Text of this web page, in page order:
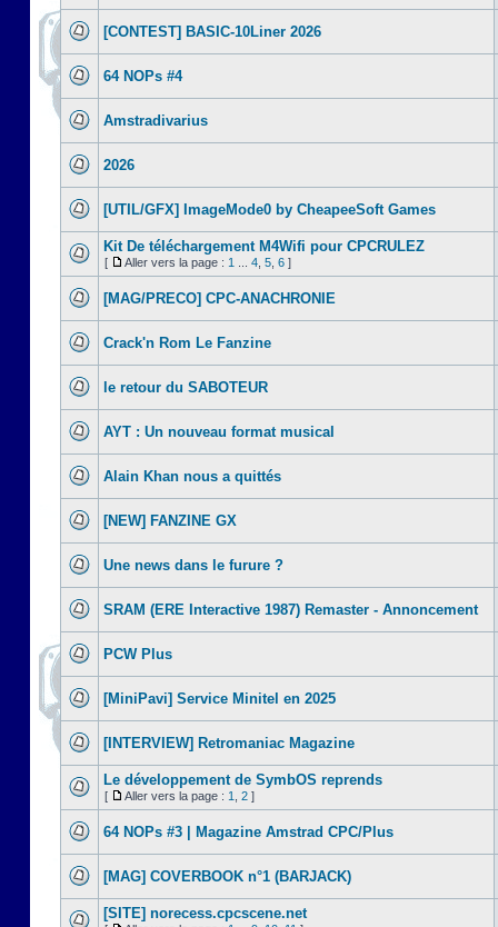
[CONTEST] BASIC-10Liner 2026
64 NOPs #4
Amstradivarius
2026
[UTIL/GFX] ImageMode0 by CheapeeSoft Games
Kit De téléchargement M4Wifi pour CPCRULEZ
[ Aller vers la page : 1 4 5 6 ]
[MAG/PRECO] CPC-ANACHRONIE
Crack'n Rom Le Fanzine
le retour du SABOTEUR
AYT : Un nouveau format musical
Alain Khan nous a quittés
[NEW] FANZINE GX
Une news dans le furure ?
SRAM (ERE Interactive 1987) Remaster - Annoncement
PCW Plus
[MiniPavi] Service Minitel en 2025
[INTERVIEW] Retromaniac Magazine
Le développement de SymbOS reprends
[ Aller vers la page : 1 2 ]
64 NOPs #3 | Magazine Amstrad CPC/Plus
[MAG] COVERBOOK n°1 (BARJACK)
[SITE] norecess.cpcscene.net